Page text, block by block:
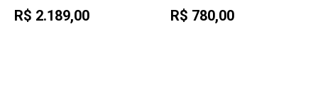
Decor
R$ 2.189,00 R$ 780,00